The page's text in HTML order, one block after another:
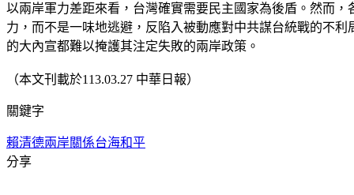
以兩岸軍力差距來看，台灣確實需要民主國家為後盾。然而
力，而不是一味地逃避，反陷入被動應對中共謀台統戰的不
的大內宣都難以掩護其注定失敗的兩岸政策。
（本文刊載於113.03.27 中華日報）
關鍵字
賴清德兩岸關係台海和平
分享